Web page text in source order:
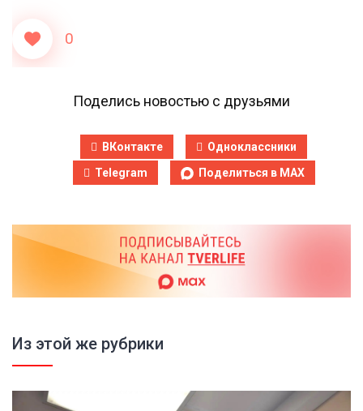
0
Поделись новостью с друзьями
ВКонтакте
Одноклассники
Telegram
Поделиться в MAX
Из этой же рубрики